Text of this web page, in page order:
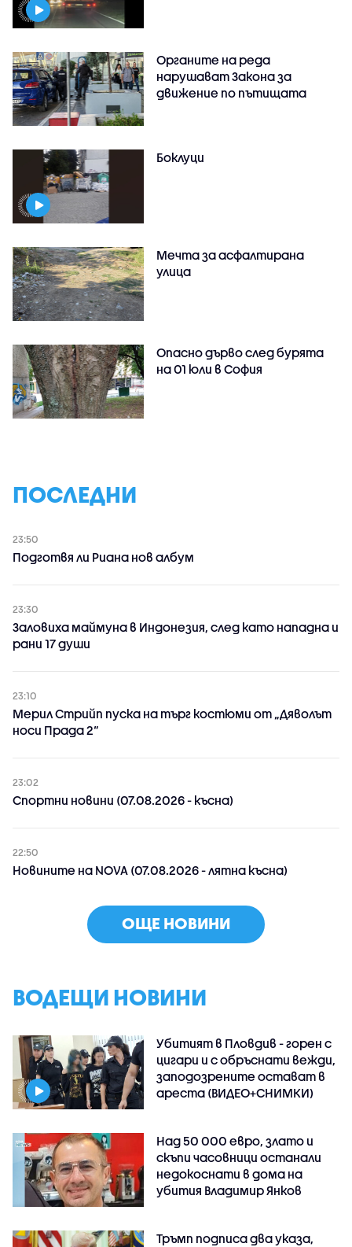
Органите на реда
нарушават Закона за
движение по пътищата
Боклуци
Мечта за асфалтирана
улица
Опасно дърво след бурята
на 01 юли в София
ПОСЛЕДНИ
23:50
Подготвя ли Риана нов албум
23:30
Заловиха маймуна в Индонезия, след като нападна и
рани 17 души
23:10
Мерил Стрийп пуска на търг костюми от „Дяволът
носи Прада 2“
23:02
Спортни новини (07.08.2026 - късна)
22:50
Новините на NOVA (07.08.2026 - лятна късна)
ОЩЕ НОВИНИ
ВОДЕЩИ НОВИНИ
Убитият в Пловдив - горен с
цигари и с обръснати вежди,
заподозрените остават в
ареста (ВИДЕО+СНИМКИ)
Над 50 000 евро, злато и
скъпи часовници останали
недокоснати в дома на
убития Владимир Янков
Тръмп подписа два указа,